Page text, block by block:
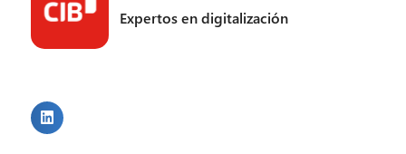
Expertos en digitalización